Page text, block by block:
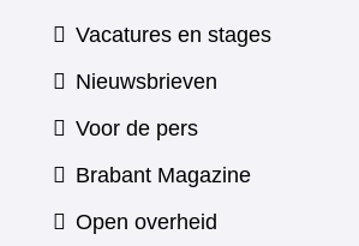
Vacatures en stages
Nieuwsbrieven
Voor de pers
Brabant Magazine(verwijst
Open overheid